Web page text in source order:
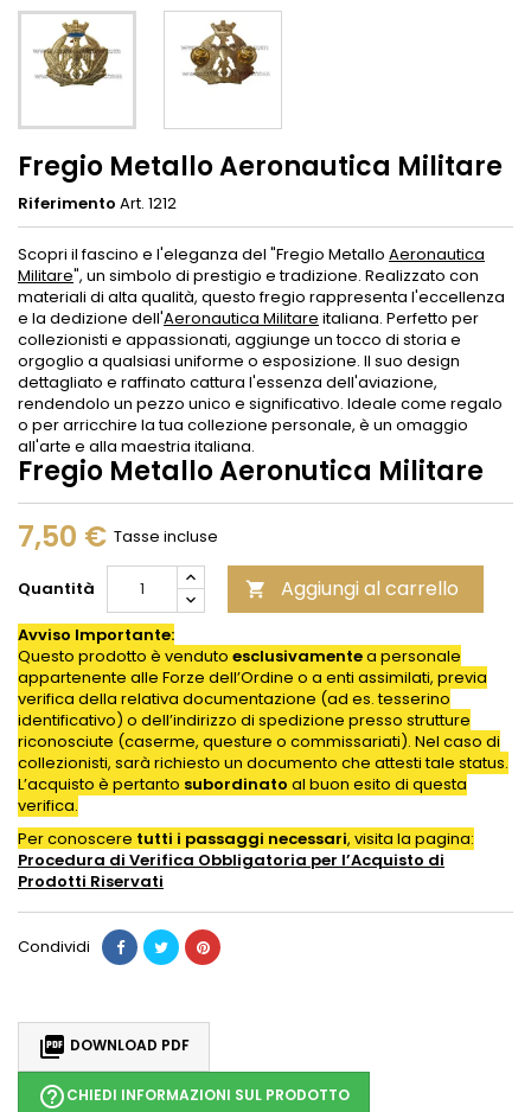
Fregio Metallo Aeronautica Militare
Riferimento Art. 1212
Scopri il fascino e l'eleganza del "Fregio Metallo Aeronautica
Militare", un simbolo di prestigio e tradizione. Realizzato con
materiali di alta qualità, questo fregio rappresenta l'eccellenza
e la dedizione dell'Aeronautica Militare italiana. Perfetto per
collezionisti e appassionati, aggiunge un tocco di storia e
orgoglio a qualsiasi uniforme o esposizione. Il suo design
dettagliato e raffinato cattura l'essenza dell'aviazione,
rendendolo un pezzo unico e significativo. Ideale come regalo
o per arricchire la tua collezione personale, è un omaggio
all'arte e alla maestria italiana.
Fregio Metallo Aeronutica Militare
7,50 € Tasse incluse
Quantità  Aggiungi al carrello
Avviso Importante:
Questo prodotto è venduto esclusivamentea personale
appartenente alle Forze dell’Ordine o a enti assimilati, previa
verifica della relativa documentazione (ad es. tesserino
identificativo) o dell’indirizzo di spedizione presso strutture
riconosciute (caserme, questure o commissariati). Nel caso di
collezionisti, sarà richiesto un documento che attesti tale status.
L’acquisto è pertanto subordinato al buon esito di questa
verifica.
Per conoscere tutti i passaggi necessari, visita la pagina:
Procedura di Verifica Obbligatoria per l’Acquisto di
Prodotti Riservati
Condividi
 DOWNLOAD PDF
help_outlineCHIEDI INFORMAZIONI SUL PRODOTTO